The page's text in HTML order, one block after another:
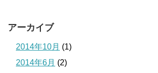
アーカイブ
2014年10月 (1)
2014年6月 (2)